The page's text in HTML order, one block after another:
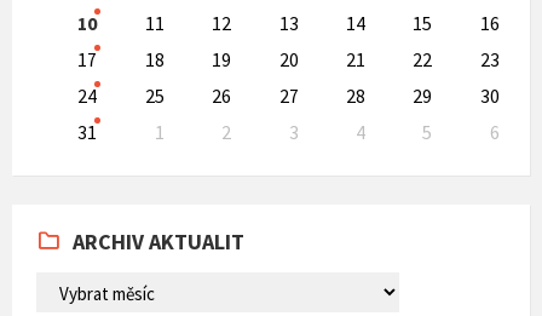
10
11 12 13 14 15
16
17
18 19 20 21 22
23
24
25 26 27 28 29
30
31
1 2 3 4 5
6
to
ARCHIV AKTUALIT
ARCHIV
AKTUALIT